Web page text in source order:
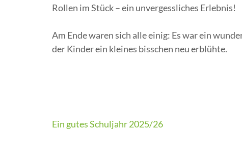
Rollen im Stück – ein unvergessliches Erlebnis!
Am Ende waren sich alle einig: Es war ein
der Kinder ein kleines bisschen neu erblühte.
Beitragsnavigation
Ein gutes Schuljahr 2025/26